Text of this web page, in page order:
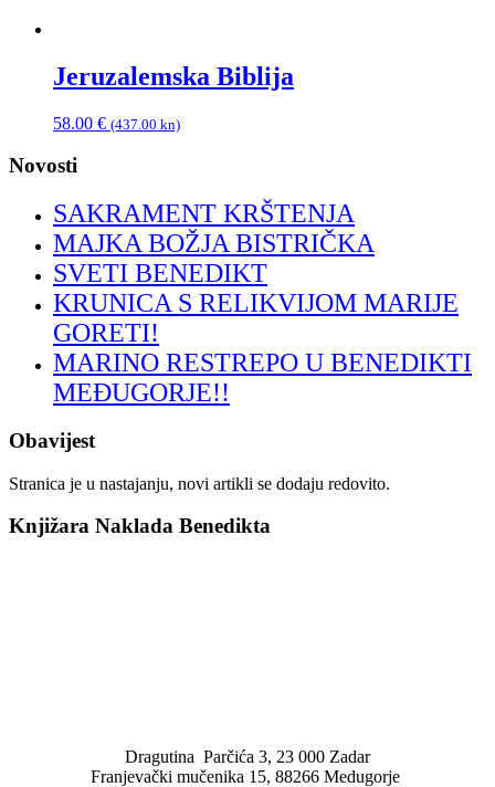
Jeruzalemska Biblija
58.00 € (437.00 kn)
Novosti
SAKRAMENT KRŠTENJA
MAJKA BOŽJA BISTRIČKA
SVETI BENEDIKT
KRUNICA S RELIKVIJOM MARIJE
GORETI!
MARINO RESTREPO U BENEDIKTI
MEĐUGORJE!!
Obavijest
Stranica je u nastajanju, novi artikli se dodaju redovito.
Knjižara Naklada Benedikta
Dragutina Parčića 3, 23 000 Zadar
Franjevački mučenika 15, 88266 Medugorje